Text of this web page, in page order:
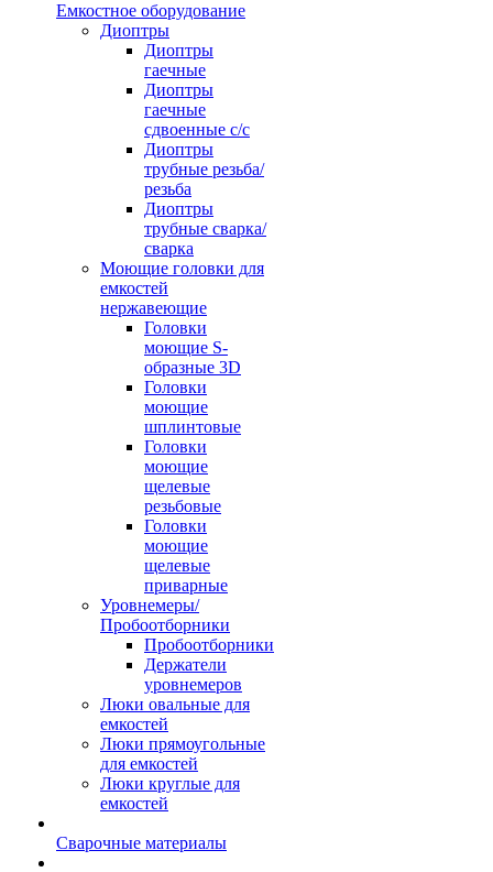
Емкостное оборудование
Диоптры
Диоптры
гаечные
Диоптры
гаечные
сдвоенные c/c
Диоптры
трубные резьба/
резьба
Диоптры
трубные сварка/
сварка
Моющие головки для
емкостей
нержавеющие
Головки
моющие S-
образные 3D
Головки
моющие
шплинтовые
Головки
моющие
щелевые
резьбовые
Головки
моющие
щелевые
приварные
Уровнемеры/
Пробоотборники
Пробоотборники
Держатели
уровнемеров
Люки овальные для
емкостей
Люки прямоугольные
для емкостей
Люки круглые для
емкостей
Сварочные материалы